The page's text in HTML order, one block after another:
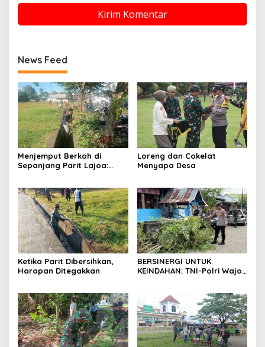
News Feed
Menjemput Berkah di
Sepanjang Parit Lajoa:
Kibar Gotong Royong
Loreng dan Cokelat
Menyapa Desa
Ketika Parit Dibersihkan,
Harapan Ditegakkan
BERSINERGI UNTUK
KEINDAHAN: TNI-Polri Wajo
Juang TNI AD